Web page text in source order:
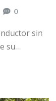
0
sin
su…